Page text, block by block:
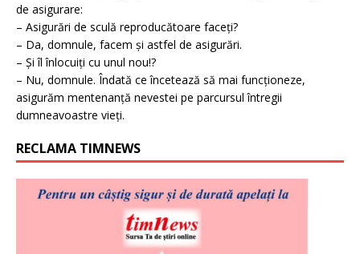
de asigurare:
– Asigurări de sculă reproducătoare faceți?
– Da, domnule, facem și astfel de asigurări.
– Și îl înlocuiți cu unul nou!?
– Nu, domnule. Îndată ce încetează să mai funcționeze,
asigurăm mentenanță nevestei pe parcursul întregii
dumneavoastre vieți.
RECLAMA TIMNEWS